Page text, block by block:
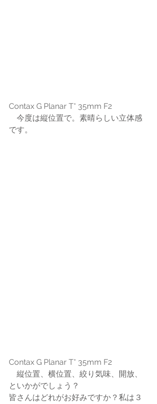
Contax G Planar T* 35mm F2
今度は縦位置で。素晴らしい立体感
です。
Contax G Planar T* 35mm F2
縦位置、横位置、絞り気味、開放、
といかがでしょう？
皆さんはどれがお好みですか？私は３